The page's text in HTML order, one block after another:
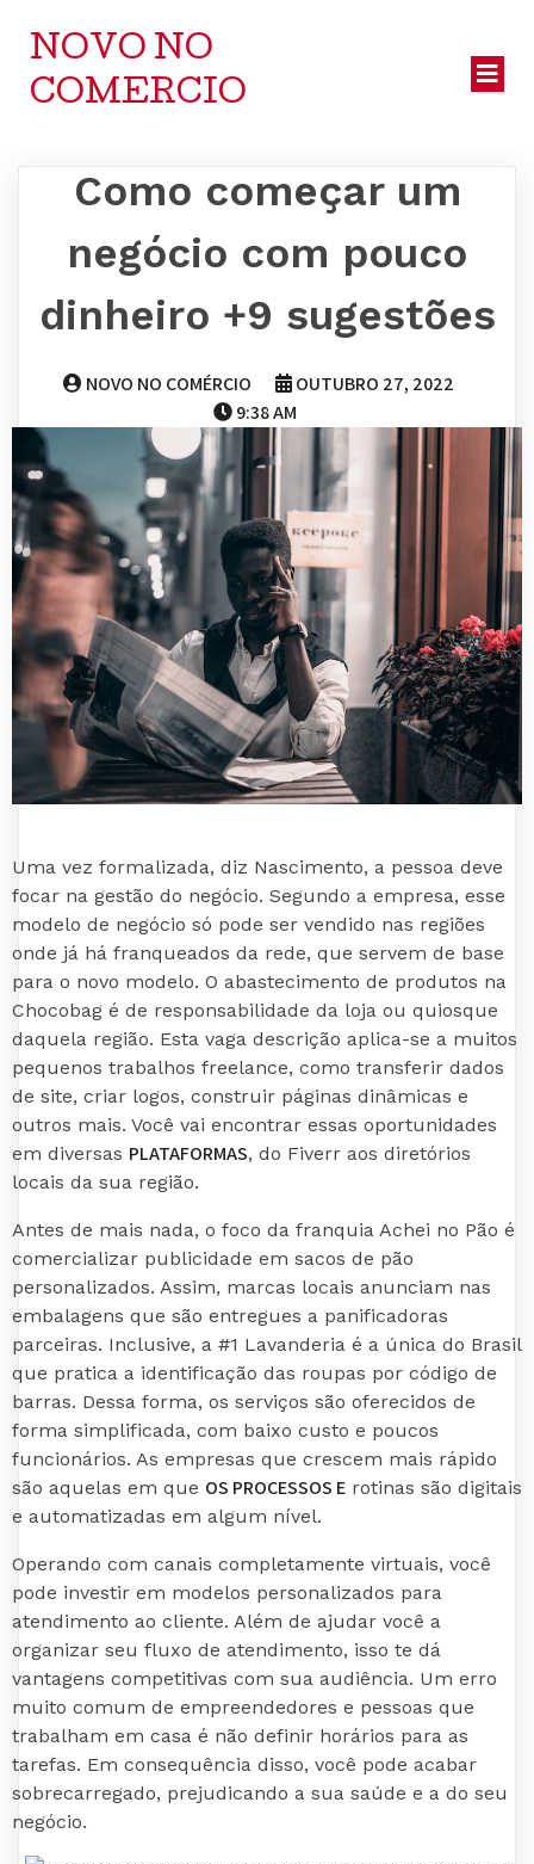
NOVO NO
COMERCIO
Como começar um
negócio com pouco
dinheiro +9 sugestões
NOVO NO COMÉRCIO
OUTUBRO 27, 2022
9:38 AM
Uma vez formalizada, diz Nascimento, a pessoa deve
focar na gestão do negócio. Segundo a empresa, esse
modelo de negócio só pode ser vendido nas regiões
onde já há franqueados da rede, que servem de base
para o novo modelo. O abastecimento de produtos na
Chocobag é de responsabilidade da loja ou quiosque
daquela região. Esta vaga descrição aplica-se a muitos
pequenos trabalhos freelance, como transferir dados
de site, criar logos, construir páginas dinâmicas e
outros mais. Você vai encontrar essas oportunidades
em diversas PLATAFORMAS, do Fiverr aos diretórios
locais da sua região.
Antes de mais nada, o foco da franquia Achei no Pão é
comercializar publicidade em sacos de pão
personalizados. Assim, marcas locais anunciam nas
embalagens que são entregues a panificadoras
parceiras. Inclusive, a #1 Lavanderia é a única do Brasil
que pratica a identificação das roupas por código de
barras. Dessa forma, os serviços são oferecidos de
forma simplificada, com baixo custo e poucos
funcionários. As empresas que crescem mais rápido
são aquelas em que OS PROCESSOS E rotinas são digitais
e automatizadas em algum nível.
Operando com canais completamente virtuais, você
pode investir em modelos personalizados para
atendimento ao cliente. Além de ajudar você a
organizar seu fluxo de atendimento, isso te dá
vantagens competitivas com sua audiência. Um erro
muito comum de empreendedores e pessoas que
trabalham em casa é não definir horários para as
tarefas. Em consequência disso, você pode acabar
sobrecarregado, prejudicando a sua saúde e a do seu
negócio.